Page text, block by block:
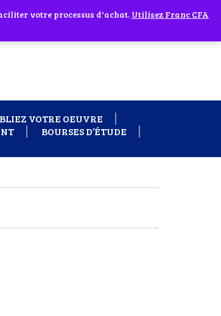
VOTRE OEUVRE
BOURSES D’ÉTUDE
votre processus d'achat. Utilisez Franc CFA